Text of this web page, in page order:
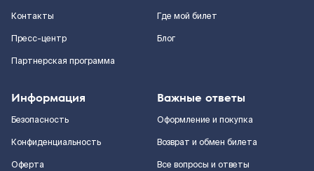
Контакты
Пресс-центр
Партнерская программа
Где мой билет
Блог
Информация
Безопасность
Конфиденциальность
Оферта
Важные ответы
Оформление и покупка
Возврат и обмен билета
Все вопросы и ответы